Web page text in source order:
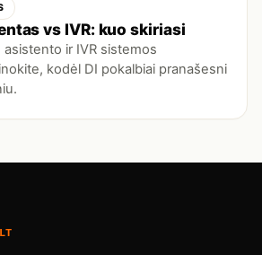
vs IVR: kuo skiriasi
ir IVR sistemos
kodėl DI pokalbiai pranašesni